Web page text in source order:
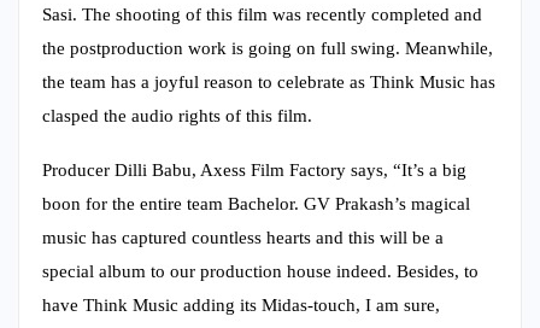
Sasi. The shooting of this film was recently completed and
the postproduction work is going on full swing. Meanwhile,
the team has a joyful reason to celebrate as Think Music has
clasped the audio rights of this film.
Producer Dilli Babu, Axess Film Factory says, “It’s a big
boon for the entire team Bachelor. GV Prakash’s magical
music has captured countless hearts and this will be a
special album to our production house indeed. Besides, to
have Think Music adding its Midas-touch, I am sure,